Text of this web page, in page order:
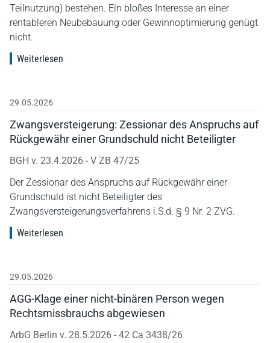
Teilnutzung) bestehen. Ein bloßes Interesse an einer
rentableren Neubebauung oder Gewinnoptimierung genügt
nicht.
Weiterlesen
29.05.2026
Zwangsversteigerung: Zessionar des Anspruchs auf
Rückgewähr einer Grundschuld nicht Beteiligter
BGH v. 23.4.2026 - V ZB 47/25
Der Zessionar des Anspruchs auf Rückgewähr einer
Grundschuld ist nicht Beteiligter des
Zwangsversteigerungsverfahrens i.S.d. § 9 Nr. 2 ZVG.
Weiterlesen
29.05.2026
AGG-Klage einer nicht-binären Person wegen
Rechtsmissbrauchs abgewiesen
ArbG Berlin v. 28.5.2026 - 42 Ca 3438/26